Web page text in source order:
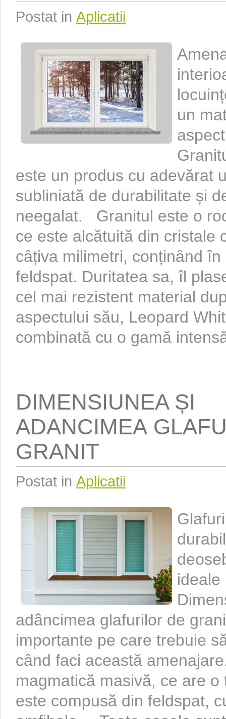
Postat in Aplicatii
un
este un produs cu adevărat
subliniată de durabilitate și
neegalat. Granitul este o
ce este alcătuită din cristale
câțiva milimetri, conținând
feldspat. Duritatea sa, îl
cel mai rezistent material
aspectului său, Leopard
combinată cu o gamă
DIMENSIUNEA ȘI
ADANCIMEA
GRANIT
Postat in Aplicatii
ideale
adâncimea glafurilor de
importante pe care trebuie
când faci această
magmatică masivă, ce are
este compusă din feldspat,